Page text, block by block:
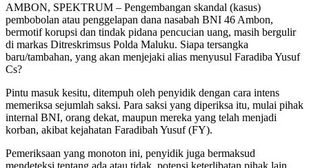
AMBON, SPEKTRUM – Pengembangan skandal (kasus)
pembobolan atau penggelapan dana nasabah BNI 46 Ambon,
bermotif korupsi dan tindak pidana pencucian uang, masih bergulir
di markas Ditreskrimsus Polda Maluku. Siapa tersangka
baru/tambahan, yang akan menjejaki alias menyusul Faradiba Yusuf
Cs?
Pintu masuk kesitu, ditempuh oleh penyidik dengan cara intens
memeriksa sejumlah saksi. Para saksi yang diperiksa itu, mulai pihak
internal BNI, orang dekat, maupun mereka yang telah menjadi
korban, akibat kejahatan Faradibah Yusuf (FY).
Pemeriksaan yang monoton ini, penyidik juga bermaksud
mendeteksi tentang ada atau tidak, potensi keterlibatan pihak lain,